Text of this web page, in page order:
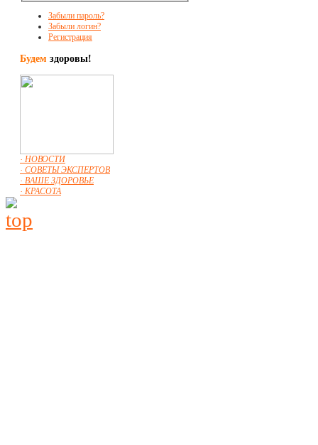
Забыли пароль?
Забыли логин?
Регистрация
Будем здоровы!
· НОВОСТИ
· СОВЕТЫ ЭКСПЕРТОВ
· ВАШЕ ЗДОРОВЬЕ
· КРАСОТА